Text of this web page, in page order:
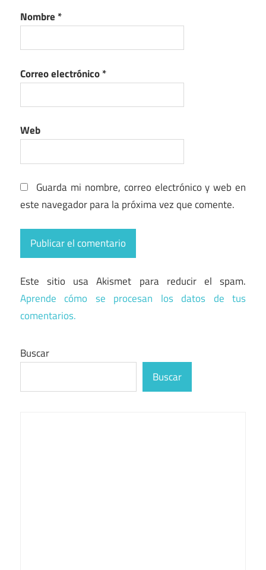
Nombre *
Correo electrónico*
Web
Guarda mi nombre, correo electrónico y web en
este navegador para la próxima vez que comente.
Este sitio usa Akismet para reducir el spam.
Aprende cómo se procesan los datos de tus
comentarios.
Buscar
Buscar